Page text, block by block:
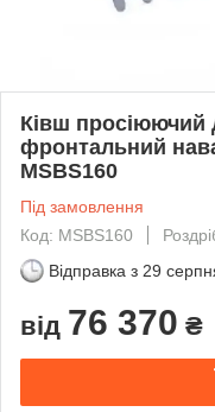
Ківш просіюючий
фронтальний
MSBS160
Під замовлення
Код: MSBS160
Відправка з 29
від 76 370 ₴